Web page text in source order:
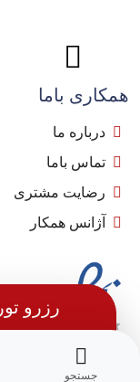
جستجو
رزرو تور
همکاری باما
درباره ما
تماس باما
رضایت مشتری
آژانس همکار